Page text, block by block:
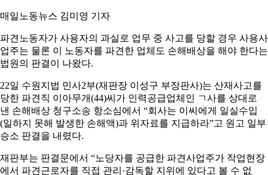
매일노동뉴스 김미영 기자
파견노동자가 사용자의 과실로 업무 중 사고를 당할 경우 사용사
업주는 물론 이 노동자를 파견한 업체도 손해배상을 해야 한다는
법원의 판결이 나왔다.
22일 수원지법 민사2부(재판장 이성구 부장판사)는 산재사고를
당한 파견직 이아무개(44)씨가 인력공급업체인 ㄱ사를 상대로
낸 손해배상 청구소송 항소심에서 “회사는 이씨에게 일실수입
(일하지 못해 발생한 손해액)과 위자료를 지급하라”고 원고 일부
승소 판결을 내렸다.
재판부는 판결문에서 “노당자를 공급한 파견사업주가 작업현장
에서 파견근로자를 직접 관리·감독할 지위에 있다고 볼 수 없